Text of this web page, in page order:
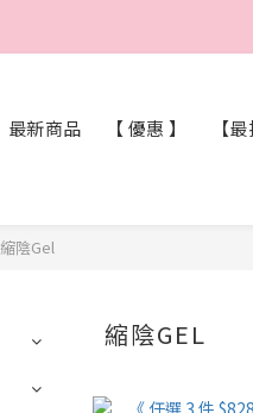
最新商品 【 優惠 】
【
縮陰Gel
縮陰GEL